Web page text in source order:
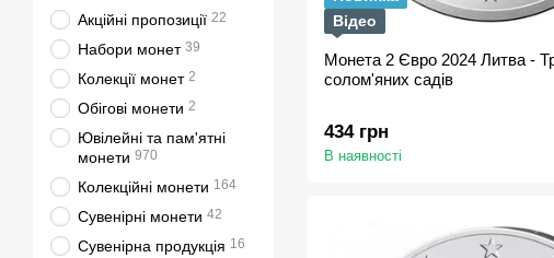
Відео
Монета 2 Євро 2024 Литва -
солом'яних садів
434 грн
В наявності
Акційні пропозиції 22
Набори монет 39
Колекції монет 2
Обігові монети 2
Ювілейні та пам'ятні
монети 970
Колекційні монети 164
Сувенірні монети 42
Сувенірна продукція 16